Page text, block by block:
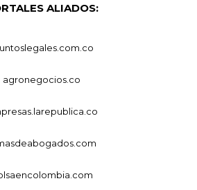
ALIADOS:
agronegocios.co